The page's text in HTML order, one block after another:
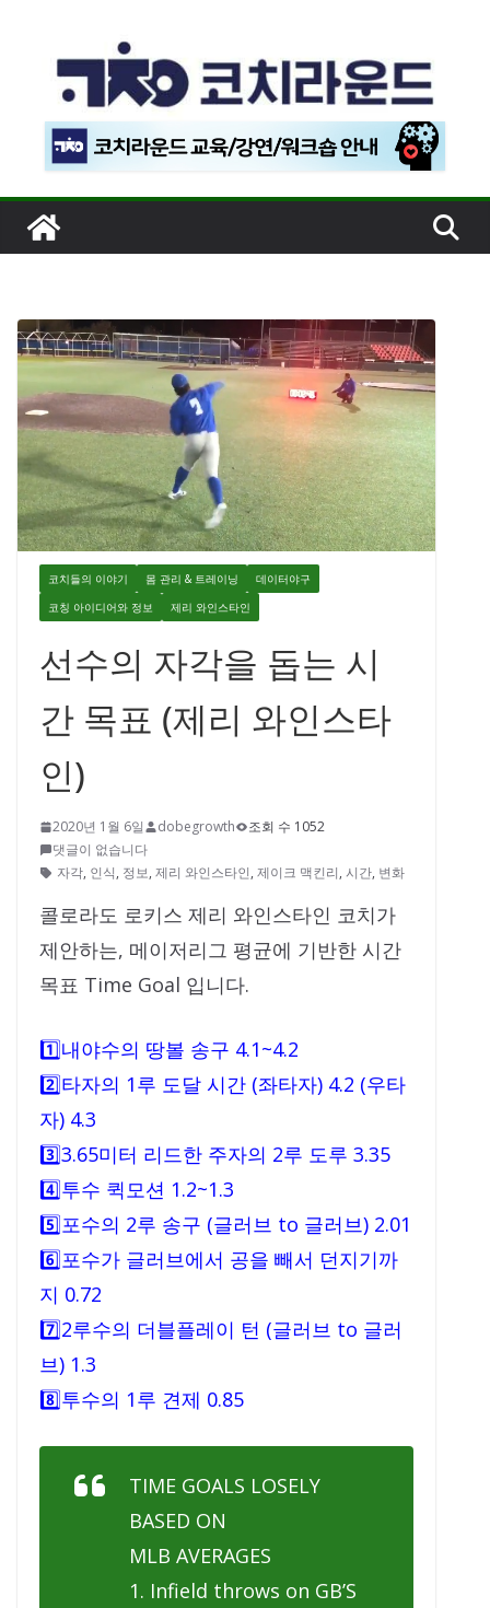
너
기
코치들의 이야기 몸 관리 & 트레이닝
데이터야구
코칭 아이디어와 정보
제리 와인스타인
선수의 자각을 돕는 시
간 목표 (제리 와인스타
인)
2020년 1월 6일 dobegrowth
조회 수 1052
댓글이 없습니다
자각, 인식, 정보, 제리 와인스타인, 제이크 맥킨리, 시간, 변화
콜로라도 로키스 제리 와인스타인 코치가
제안하는, 메이저리그 평균에 기반한 시간
목표 Time Goal 입니다.
1️⃣내야수의 땅볼 송구 4.1~4.2
2️⃣타자의 1루 도달 시간 (좌타자) 4.2 (우타
자) 4.3
3️⃣3.65미터 리드한 주자의 2루 도루 3.35
4️⃣투수 퀵모션 1.2~1.3
5️⃣포수의 2루 송구 (글러브 to 글러브) 2.01
6️⃣포수가 글러브에서 공을 빼서 던지기까
지 0.72
7️⃣2루수의 더블플레이 턴 (글러브 to 글러
브) 1.3
8️⃣투수의 1루 견제 0.85
TIME GOALS LOSELY
BASED ON
MLB AVERAGES
1. Infield throws on GB’S